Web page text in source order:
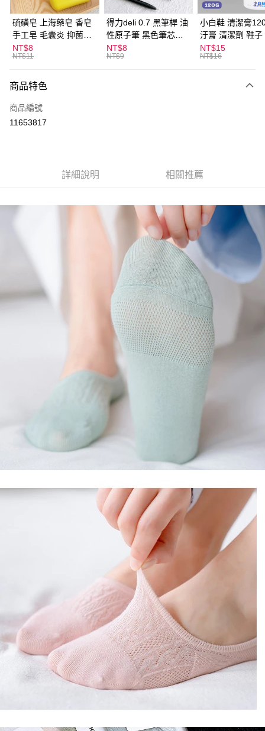
悠遊付
ATM付款
全家取貨付款
每筆NT$60，滿NT$599(含以上)免運費
付款後全家取貨
每筆NT$60，滿NT$599(含以上)免運費
每筆NT$60，滿NT$599(含以上)免運費
每筆NT$120，滿NT$1,999(含以上)免運費
硫磺皂 上海藥皂 香皂
手工皂 毛囊炎 抑菌除
蟎 清潔護膚 去油去痘
寵物皮膚病 狗狗貓咪
NT$8
NT$11
得力deli 0.7 黑筆桿 油
性原子筆 黑色筆芯
S304
NT$8
NT$9
小白鞋 清潔膏
汙膏 清潔劑 鞋子
漬 白皮鞋 鞋油
NT$15
NT$16
商品特色
商品編號
11653817
詳細說明 相關推薦